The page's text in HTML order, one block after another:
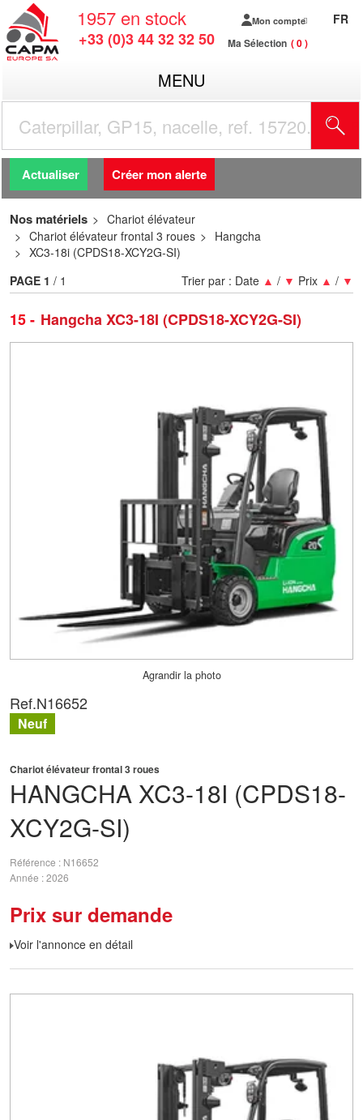
1957 en stock
+33 (0)3 44 32 32 50
Mon compte
Ma Sélection 0
FR
MENU
Actualiser Créer mon alerte
Nos matériels
Chariot élévateur
Chariot élévateur frontal 3 roues
Hangcha
XC3-18i (CPDS18-XCY2G-SI)
15 Hangcha XC3-18I (CPDS18-XCY2G-SI)
Trier par : Date ▲ / ▼ Prix ▲ / ▼
PAGE 1 / 1
Agrandir la photo
HANGCHA XC3-18I (CPDS18-
XCY2G-SI)
Chariot élévateur frontal 3 roues
Référence
N16652
Année 2026
Prix sur demande
Voir l'annonce en détail
Ref.N16652
Neuf